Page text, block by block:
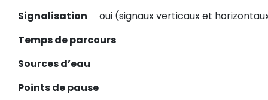
Signalisation
oui (signaux verticaux et
Temps de parcours
Sources d’eau
Points de pause